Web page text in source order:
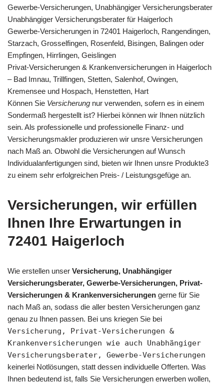
Gewerbe-Versicherungen, Unabhängiger Versicherungsberater
Unabhängiger Versicherungsberater für Haigerloch
Gewerbe-Versicherungen in 72401 Haigerloch, Rangendingen,
Starzach, Grosselfingen, Rosenfeld, Bisingen, Balingen oder
Empfingen, Hirrlingen, Geislingen
Privat-Versicherungen & Krankenversicherungen in Haigerloch
– Bad Imnau, Trillfingen, Stetten, Salenhof, Owingen,
Kremensee und Hospach, Henstetten, Hart
Können Sie Versicherung nur verwenden, sofern es in einem
Sondermaß hergestellt ist? Hierbei können wir Ihnen nützlich
sein. Als professionelle und professionelle Finanz- und
Versicherungsmakler produzieren wir unsre Versicherungen
nach Maß an. Obwohl die Versicherungen auf Wunsch
Individualanfertigungen sind, bieten wir Ihnen unsre Produkte3
zu einem sehr erfolgreichen Preis- / Leistungsgefüge an.
Versicherungen, wir erfüllen
Ihnen Ihre Erwartungen in
72401 Haigerloch
Wie erstellen unser Versicherung, Unabhängiger
Versicherungsberater, Gewerbe-Versicherungen, Privat-
Versicherungen & Krankenversicherungen gerne für Sie
nach Maß an, sodass die aller besten Versicherungen ganz
genau zu Ihnen passen. Bei uns kriegen Sie bei
Versicherung, Privat-Versicherungen &
Krankenversicherungen wie auch Unabhängiger
Versicherungsberater, Gewerbe-Versicherungen
keinerlei Notlösungen, statt dessen individuelle Offerten. Was
Ihnen bedeutend ist, falls Sie Versicherungen erwerben wollen,